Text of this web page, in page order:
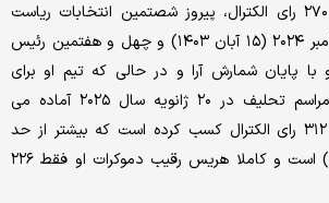
دونالد ترامپ با اعلام ۲۷۰ رای الکترال، پیروز شصتمین انتخابات ریاست
جمهوری آمریکا در ۵ نوامبر ۲۰۲۴ (۱۵ آبان ۱۴۰۳) و چهل و هفتمین رئیس
پایان شمارش آرا و در حالی که تیم او برای
انتقال قدرت پیش از مراسم تحلیف در ۲۰ ژانویه سال ۲۰۲۵ آماده می
شوند، اعلام شد که او ۳۱۲ رای الکترال کسب کرده است که بیشتر از حد
نصاب (۲۷۰ رای الکترال) است و کاملا هریس رقیب دموکرات او فقط ۲۲۶